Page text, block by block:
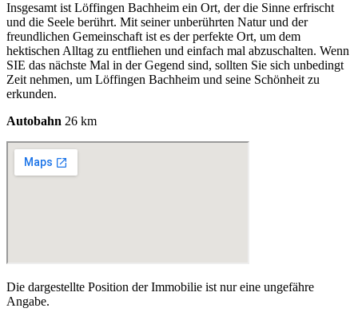
Insgesamt ist Löffingen Bachheim ein Ort, der die Sinne erfrischt
und die Seele berührt. Mit seiner unberührten Natur und der
freundlichen Gemeinschaft ist es der perfekte Ort, um dem
hektischen Alltag zu entfliehen und einfach mal abzuschalten. Wenn
SIE das nächste Mal in der Gegend sind, sollten Sie sich unbedingt
Zeit nehmen, um Löffingen Bachheim und seine Schönheit zu
erkunden.
Autobahn 26 km
Die dargestellte Position der Immobilie ist nur eine ungefähre
Angabe.